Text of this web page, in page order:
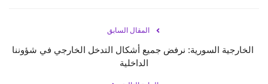
المقال السابق
الخارجية السورية: نرفض جميع أشكال التدخل الخارجي في شؤوننا
الداخلية